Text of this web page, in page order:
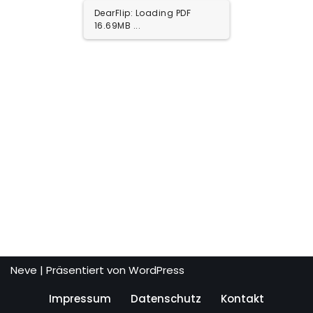
DearFlip: Loading PDF
16.69MB ...
Neve | Präsentiert von WordPress
Impressum
Datenschutz Kontakt